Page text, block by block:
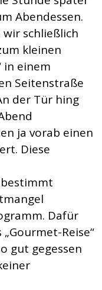
Abendessen.
wir schließlich
kleinen
in einem
Seitenstraße
der Tür hing
ja vorab einen
Diese
Dafür
Reise“
gut gegessen